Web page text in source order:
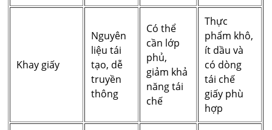
Khay giấy
Nguyên
liệu tái
tạo, dễ
truyền
thông
Có thể
cần lớp
phủ,
giảm khả
năng tái
chế
Thực
phẩm khô,
ít dầu và
có dòng
tái chế
giấy phù
hợp